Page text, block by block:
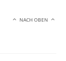
NACH OBEN